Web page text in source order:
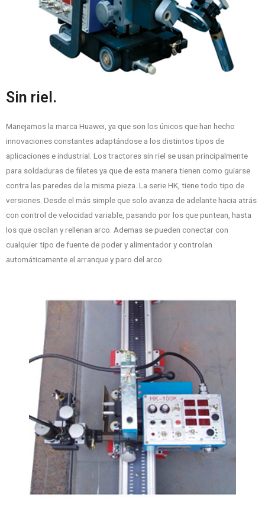
Sin riel.
Manejamos la marca Huawei, ya que son los únicos que han hecho
innovaciones constantes adaptándose a los distintos tipos de
aplicaciones e industrial. Los tractores sin riel se usan principalmente
para soldaduras de filetes ya que de esta manera tienen como guiarse
contra las paredes de la misma pieza. La serie HK, tiene todo tipo de
versiones. Desde el más simple que solo avanza de adelante hacia atrás
con control de velocidad variable, pasando por los que puntean, hasta
los que oscilan y rellenan arco. Ademas se pueden conectar con
cualquier tipo de fuente de poder y alimentador y controlan
automáticamente el arranque y paro del arco.